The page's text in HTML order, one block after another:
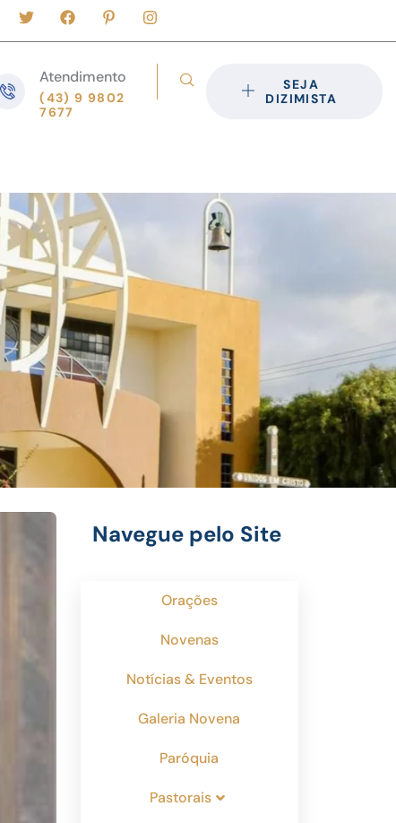
Atendimento
(43) 9 9802
7677
SEJA
DIZIMISTA
Navegue pelo Site
Orações
Novenas
Notícias & Eventos
Galeria Novena
Paróquia
Pastorais